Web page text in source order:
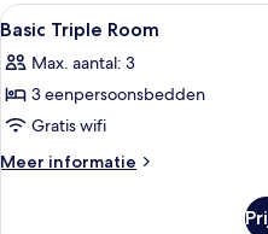
Alle
foto's
voor
Basic
Triple
Room
3
Basic Triple Room
Max. aantal: 3
3 eenpersoonsbedden
Gratis wifi
Meer informatie
Meer